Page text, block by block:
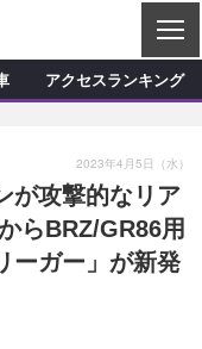
C
L
S
ショップ訪問記
デモカー製作記
タマイズ新製品情報
グッズ新製品情報
アクセスランキング
が攻撃的なリア
らBRZ/GR86用
ーガー」が新発
2023年4月5日（水）